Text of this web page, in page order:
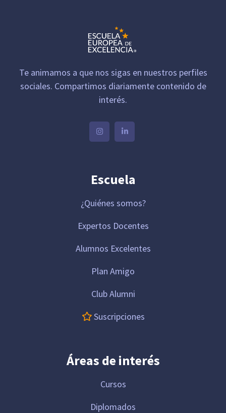
Te animamos a que nos sigas en nuestros perfiles
sociales. Compartimos diariamente contenido de
interés.
Escuela
¿Quiénes somos?
Expertos Docentes
Alumnos Excelentes
Plan Amigo
Club Alumni
Suscripciones
Áreas de interés
Cursos
Diplomados